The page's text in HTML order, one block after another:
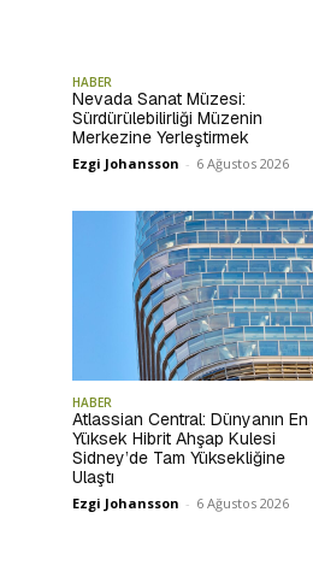
HABER
Nevada Sanat Müzesi:
Sürdürülebilirliği Müzenin
Merkezine Yerleştirmek
Ezgi Johansson - 6 Ağustos 2026
HABER
Atlassian Central: Dünyanın En
Yüksek Hibrit Ahşap Kulesi
Sidney’de Tam Yüksekliğine
Ulaştı
Ezgi Johansson - 6 Ağustos 2026